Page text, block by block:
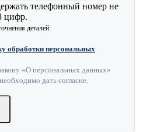
телефонный номер не
цифр.
деталей.
обработки персональных
«О персональных данных»
дать согласие.